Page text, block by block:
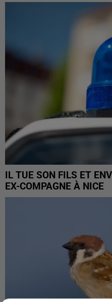
IL TUE SON FILS ET
EX-COMPAGNE À NICE